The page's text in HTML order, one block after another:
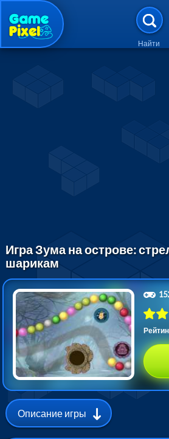
Найти
Игра Зума на острове:
шарикам
Описание игры